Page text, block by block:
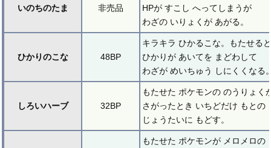
いのちのたま 非売品
HPが すこし へってしまうが
わざの いりょくが あがる。
ひかりのこな 48BP
キラキラ ひかるこな。もたせると
ひかりが あいてを まどわして
わざが めいちゅう しにくくなる
しろいハーブ 32BP
もたせた ポケモンの のうりょく
さがったとき いちどだけ もとの
じょうたいに もどす。
もたせた ポケモンが メロメロの